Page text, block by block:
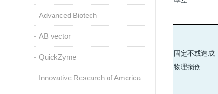
Advanced Biotech
AB vector
QuickZyme
Innovative Research of America
固定不或造成
物理损伤